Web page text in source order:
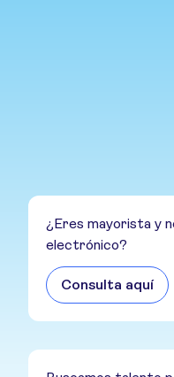
¿Eres mayorista y
electrónico?
Consulta aquí